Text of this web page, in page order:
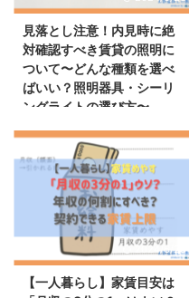
見落とし注意！内見時に絶
対確認すべき賃貸の照明に
ついて〜どんな種類を選べ
ばいい？照明器具・シーリ
ングライトの選び方〜
2024/6/23
【一人暮らし】家賃目安は